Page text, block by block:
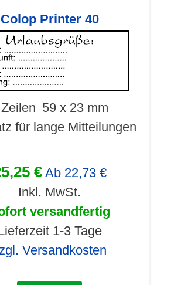
Colop Printer 40
59 x 23 mm
für lange Mitteilungen
€ Ab 22,73 €
Inkl. MwSt.
versandfertig
1-3 Tage
Versandkosten